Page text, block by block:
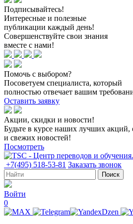
Подписывайтесь!
Интересные и полезные
публикации каждый день!
Совершенствуйте свои знания
вместе с нами!
Помочь с выбором?
Посоветуем специалиста, который
полностью отвечает вашим
Оставить заявку
Акции, скидки и новости!
Будьте в курсе наших лучших акций,
и свежих новостей!
Посмотреть
+7(495) 518-53-81 Заказать звонок
Войти
0